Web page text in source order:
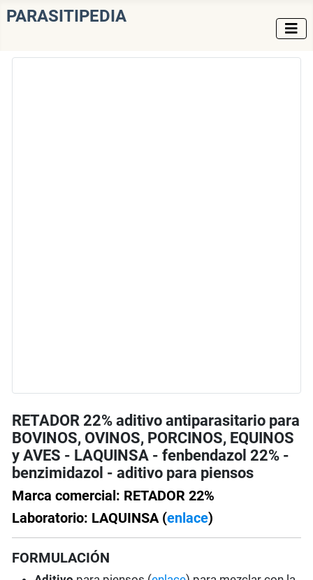
PARASITIPEDIA
RETADOR 22% aditivo antiparasitario para
BOVINOS, OVINOS, PORCINOS, EQUINOS
y AVES - LAQUINSA - fenbendazol 22% -
benzimidazol - aditivo para piensos
Marca comercial: RETADOR 22%
Laboratorio: LAQUINSA (enlace)
FORMULACIÓN